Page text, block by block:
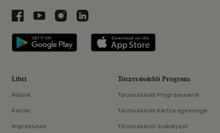
Libri a Facebookon
Libri a Youtube-on
Libri az Instagramon
Libri a LinkedInen
Libri applikáció Szerezd meg: Google
Libri
Rólunk
Karrier
Impresszum
Törzsvásárlói Program
Törzsvásárlói Programunkról
Törzsvásárlói Kártya egyenlege
Törzsvásárlói szabályzat